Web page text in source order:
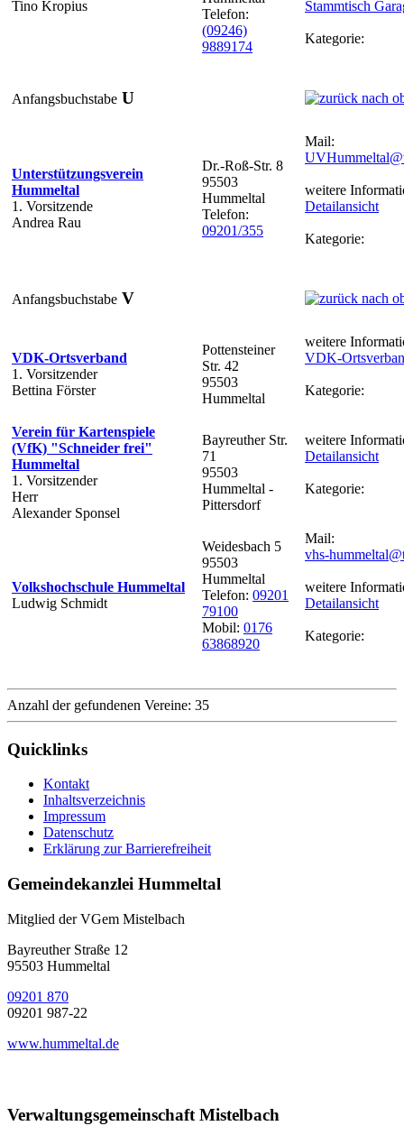
Tino Kropius
Telefon:
(09246)
9889174
Stammtisch
Kategorie:
Anfangsbuchstabe U
Unterstützungsverein
Hummeltal
1. Vorsitzende
Andrea Rau
Dr.-Roß-Str. 8
95503
Hummeltal
Telefon:
09201/355
Mail:
weitere
Detailansicht
Kategorie:
Anfangsbuchstabe V
VDK-Ortsverband
1. Vorsitzender
Bettina Förster
Pottensteiner
Str. 42
95503
Hummeltal
weitere
VDK-
Kategorie:
Verein für Kartenspiele
(VfK) "Schneider frei"
Hummeltal
1. Vorsitzender
Herr
Alexander Sponsel
Bayreuther Str.
71
95503
Hummeltal -
Pittersdorf
weitere
Detailansicht
Kategorie:
Volkshochschule Hummeltal
Ludwig Schmidt
Weidesbach 5
95503
Hummeltal
Telefon: 09201
79100
Mobil: 0176
63868920
Mail:
vhs-
weitere
Detailansicht
Kategorie:
Anzahl der gefundenen Vereine: 35
Quicklinks
Kontakt
Inhaltsverzeichnis
Impressum
Datenschutz
Erklärung zur Barrierefreiheit
Gemeindekanzlei Hummeltal
Mitglied der VGem Mistelbach
Bayreuther Straße 12
95503 Hummeltal
09201 870
09201 987-22
www.hummeltal.de
Verwaltungsgemeinschaft Mistelbach